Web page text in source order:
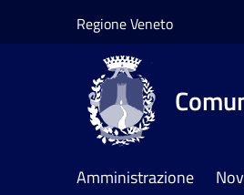
Regione Veneto
Amministrazione